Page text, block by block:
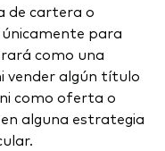
de cartera o
para
como una
vender algún título
como oferta o
alguna estrategia